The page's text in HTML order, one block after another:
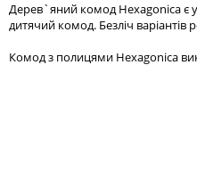
Дерев`яний комод Hexagonica є
дитячий комод. Безліч варіантів
Комод з полицями Hexagonica